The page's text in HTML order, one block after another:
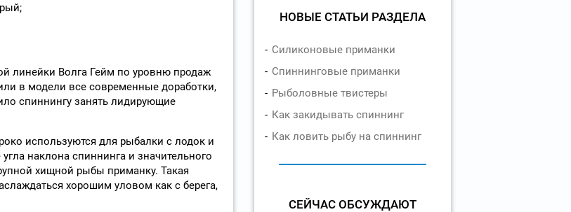
линейки Волга Гейм по уровню продаж
в модели все современные доработки,
спиннингу занять лидирующие
используются для рыбалки с лодок и
наклона спиннинга и значительного
хищной рыбы приманку. Такая
хорошим уловом как с берега,
НОВЫЕ СТАТЬИ РАЗДЕЛА
Силиконовые приманки
Спиннинговые приманки
Рыболовные твистеры
Как закидывать спиннинг
Как ловить рыбу на спиннинг
СЕЙЧАС ОБСУЖДАЮТ